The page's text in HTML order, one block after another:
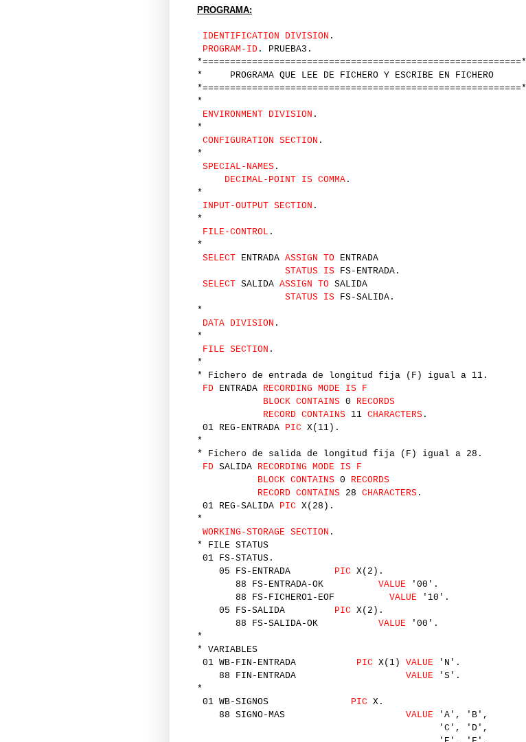
PROGRAMA:
IDENTIFICATION DIVISION .
PROGRAM-ID . PRUEBA3.
*==========================================================*
* PROGRAMA QUE LEE DE FICHERO Y ESCRIBE EN FICHERO
*==========================================================*
*
ENVIRONMENT DIVISION .
*
CONFIGURATION SECTION .
*
SPECIAL-NAMES .
DECIMAL-POINT IS COMMA .
*
INPUT-OUTPUT SECTION .
*
FILE-CONTROL .
*
SELECT ENTRADA ASSIGN TO ENTRADA
STATUS IS FS-ENTRADA.
SELECT SALIDA ASSIGN TO SALIDA
STATUS IS FS-SALIDA.
*
DATA DIVISION .
*
FILE SECTION .
*
* Fichero de entrada de longitud fija (F) igual a 11.
FD ENTRADA RECORDING MODE IS F
BLOCK CONTAINS 0 RECORDS
RECORD CONTAINS 11 CHARACTERS .
01 REG-ENTRADA PIC X(11).
*
* Fichero de salida de longitud fija (F) igual a 28.
FD SALIDA RECORDING MODE IS F
BLOCK CONTAINS 0 RECORDS
RECORD CONTAINS 28 CHARACTERS .
01 REG-SALIDA PIC X(28).
*
WORKING-STORAGE SECTION .
* FILE STATUS
01 FS-STATUS.
05 FS-ENTRADA PIC X(2).
88 FS-ENTRADA-OK VALUE '00'.
88 FS-FICHERO1-EOF VALUE '10'.
05 FS-SALIDA PIC X(2).
88 FS-SALIDA-OK VALUE '00'.
*
* VARIABLES
01 WB-FIN-ENTRADA PIC X(1) VALUE 'N'.
88 FIN-ENTRADA VALUE 'S'.
*
01 WB-SIGNOS PIC X.
88 SIGNO-MAS VALUE 'A', 'B',
'C', 'D',